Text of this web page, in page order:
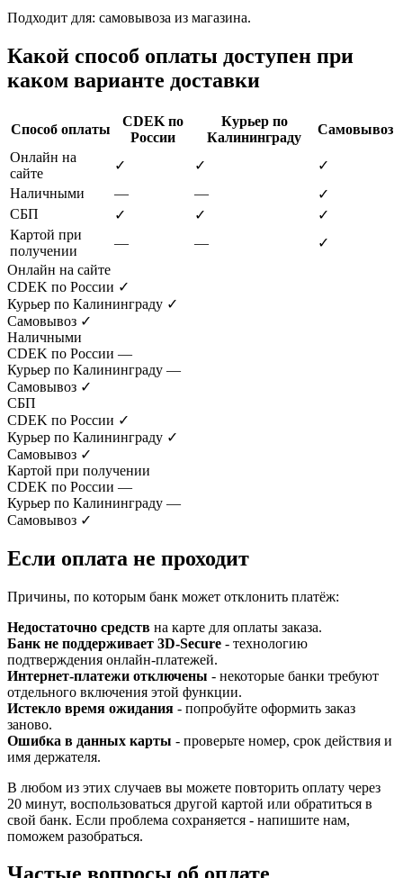
Подходит для: самовывоза из магазина.
Какой способ оплаты доступен при
каком варианте доставки
Способ оплаты
CDEK по
России
Курьер по
Калининграду
Самовывоз
Онлайн на
сайте
✓ ✓
✓
Наличными
— —
✓
СБП
✓ ✓
✓
Картой при
получении
— —
✓
Онлайн на сайте
CDEK по России ✓
Курьер по Калининграду ✓
Самовывоз ✓
Наличными
CDEK по России —
Курьер по Калининграду —
Самовывоз ✓
СБП
CDEK по России ✓
Курьер по Калининграду ✓
Самовывоз ✓
Картой при получении
CDEK по России —
Курьер по Калининграду —
Самовывоз ✓
Если оплата не проходит
Причины, по которым банк может отклонить платёж:
Недостаточно средств на карте для оплаты заказа.
Банк не поддерживает 3D-Secure - технологию
подтверждения онлайн-платежей.
Интернет-платежи отключены - некоторые банки требуют
отдельного включения этой функции.
Истекло время ожидания - попробуйте оформить заказ
заново.
Ошибка в данных карты - проверьте номер, срок действия и
имя держателя.
В любом из этих случаев вы можете повторить оплату через
20 минут, воспользоваться другой картой или обратиться в
свой банк. Если проблема сохраняется - напишите нам,
поможем разобраться.